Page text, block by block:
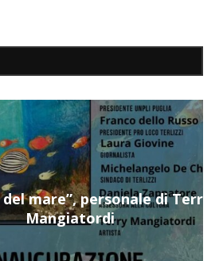
mare”, personale di Terry